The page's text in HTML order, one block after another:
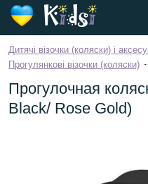
Дитячі візочки (коляски) і
Прогулянкові візочки (коляски)
Прогулочная
Black/ Rose Gold)